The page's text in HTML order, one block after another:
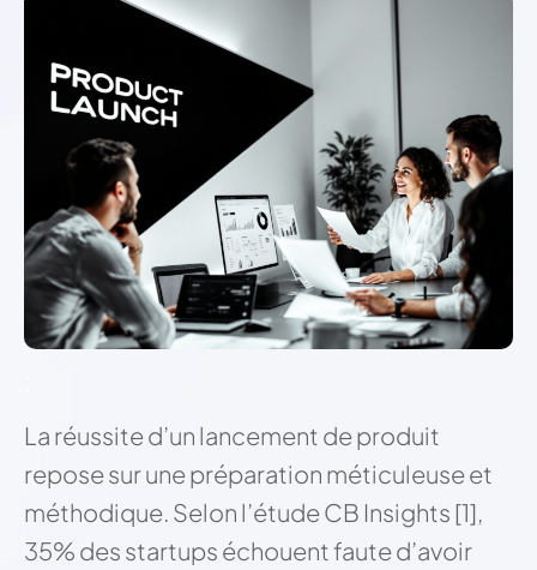
La réussite d’un lancement de produit
repose sur une préparation méticuleuse et
méthodique. Selon l’étude CB Insights [1],
35% des startups échouent faute d’avoir